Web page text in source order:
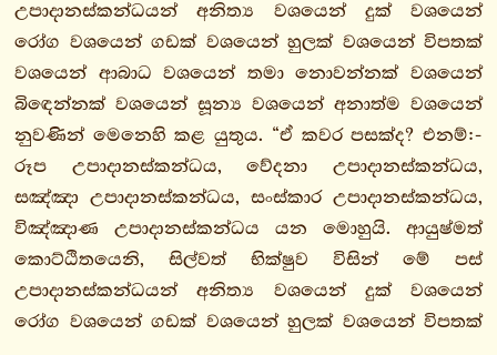
ධම්මකථිකවග්ගො
අවිජ්ජා
සුත්තං
විජ්ජා
සුත්තං
පඨම
ධම්මකථිකසුත්තං
දුතිය
ධම්මකථික
සුත්තං
උපාදානස්කන්ධයන් අනිත්‍ය වශයෙන් දුක් වශයෙන්
රෝග වශයෙන් ගඩක් වශයෙන් හුලක් වශයෙන් විපතක්
වශයෙන් ආබාධ වශයෙන් තමා නොවන්නක් වශයෙන්
බිඳෙන්නක් වශයෙන් සූන්‍ය වශයෙන් අනාත්ම වශයෙන්
නුවණින් මෙනෙහි කළ යුතුය. “ඒ කවර පසක්ද? එනම්:-
රූප උපාදානස්කන්ධය, වේදනා උපාදානස්කන්ධය,
සඤ්ඤා උපාදානස්කන්ධය, සංස්කාර උපාදානස්කන්ධය,
විඤ්ඤාණ උපාදානස්කන්ධය යන මොහුයි. ආයුෂ්මත්
කොට්ඨිතයෙනි, සිල්වත් භික්ෂුව විසින් මේ පස්
උපාදානස්කන්ධයන් අනිත්‍ය වශයෙන් දුක් වශයෙන්
රෝග වශයෙන් ගඩක් වශයෙන් හුලක් වශයෙන් විපතක්